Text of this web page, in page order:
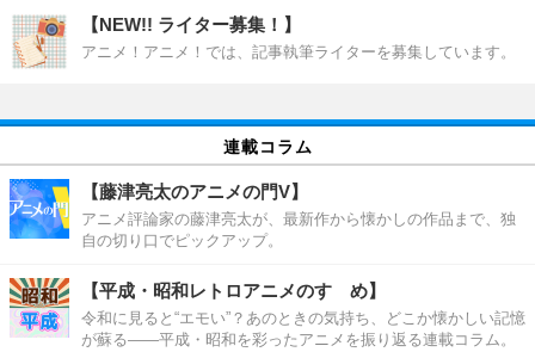
【NEW!! ライター募集！】
アニメ！アニメ！では、記事執筆ライターを募集しています。
連載コラム
【藤津亮太のアニメの門V】
アニメ評論家の藤津亮太が、最新作から懐かしの作品まで、独
自の切り口でピックアップ。
【平成・昭和レトロアニメのすゝめ】
令和に見ると“エモい”？あのときの気持ち、どこか懐かしい記憶
が蘇る――平成・昭和を彩ったアニメを振り返る連載コラム。